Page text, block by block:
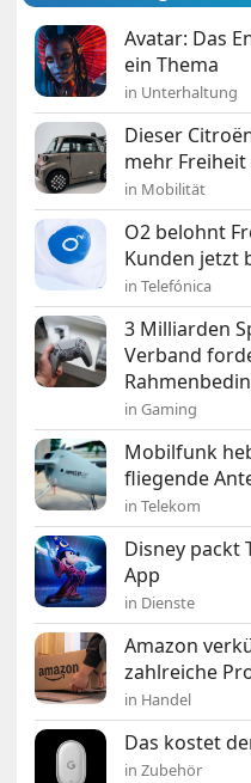
Avatar: Das
ein Thema
in Unterhaltung
Dieser
mehr Freiheit
in Mobilität
O2 belohnt
Kunden jetzt
in Telefónica
3 Milliarden
Verband
in Gaming
Mobilfunk
fliegende
in Telekom
Disney packt
App
in Dienste
Amazon
zahlreiche
in Handel
Das kostet
in Zubehör